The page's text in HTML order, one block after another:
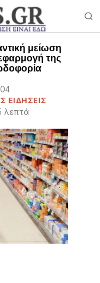
μείωση
της
ΕΙΔΗΣΕΙΣ
λεπτά